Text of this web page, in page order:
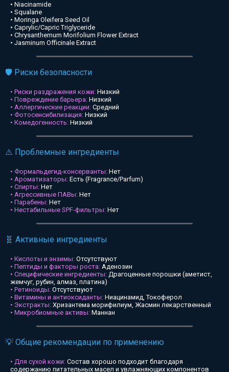
• Niacinamide
• Squalane
• Moringa Oleifera Seed Oil
• Caprylic/Capric Triglyceride
• Chrysanthemum Morifolium Flower Extract
• Jasminum Officinale Extract
🛡️ Риски безопасности
• Риски раздражения кожи: Низкий
• Повреждение барьера: Низкий
• Аллергические реакции: Средний
• Фотосенсибилизация: Низкий
• Комедогенность: Низкий
⚠️ Проблемные ингредиенты
• Формальдегид-консерванты: Нет
• Ароматизаторы: Есть (Fragrance/Parfum)
• Спирты: Нет
• Агрессивные ПАВы: Нет
• Парабены: Нет
• Нестабильные SPF-фильтры: Нет
🧬 Активные ингредиенты
• Кислоты и энзимы: Отсутствуют
• Пептиды и факторы роста: Аденозин
• Специфические ингредиенты: Драгоценные порошки (аметист,
жемчуг, рубин, алмаз, платина)
• Ретиноиды: Отсутствуют
• Витамины и антиоксиданты: Ниацинамид, Токоферол
• Экстракты: Хризантема морифилиум, Жасмин лекарственный
• Микробиомные активы: Маннан
💡 Общие рекомендации по применению
• Для сухой кожи: Состав хорошо подходит благодаря
содержанию питательных масел и увлажняющих компонентов